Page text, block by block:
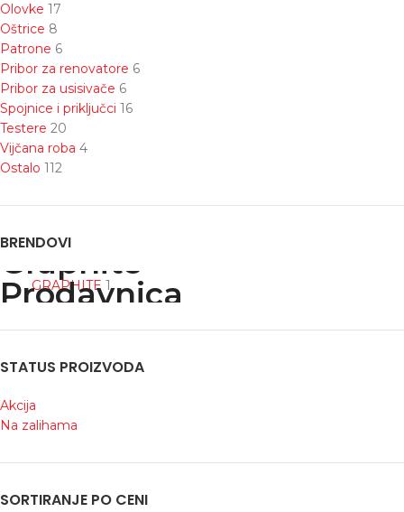
Olovke 17
Oštrice 8
Patrone 6
Pribor za renovatore 6
Pribor za usisivače 6
Spojnice i priključci 16
Testere 20
Vijčana roba 4
Ostalo 112
BRENDOVI
GRAPHITE 1
STATUS PROIZVODA
Akcija
Na zalihama
SORTIRANJE PO CENI